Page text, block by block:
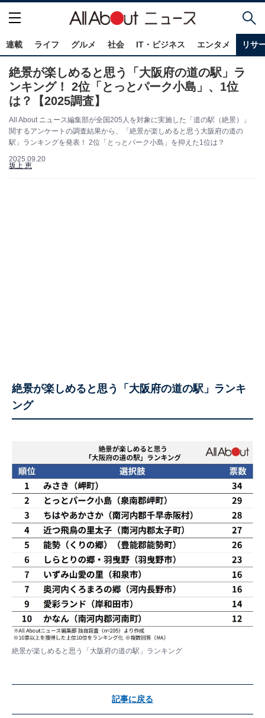
連載 ライフ グルメ 社会 IT・ビジネス エンタメ リサ
絶景が楽しめると思う「大阪府の道の駅」ラ
ンキング！ 2位「とっとパーク小島」、1位
は？【2025調査】
All About ニュース編集部が全国205人を対象に実施した「道の駅（絶景）」
関するアンケートの調査結果から、「絶景が楽しめると思う大阪府の道の
駅」ランキングを発表！ 2位「とっとパーク小島」を抑えた1位は？
2025.09.20
坂上 恵
絶景が楽しめると思う「大阪府の道の駅」ランキ
ング
絶景が楽しめると思う「大阪府の道の駅」ランキング
記事に戻る